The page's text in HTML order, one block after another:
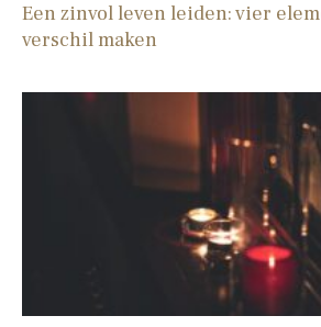
Een zinvol leven leiden: vier
verschil maken